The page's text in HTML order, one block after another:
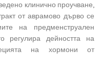
клинично проучване,
от аврамово дърво се
на предменструален
регулира дейността на
на хормони от